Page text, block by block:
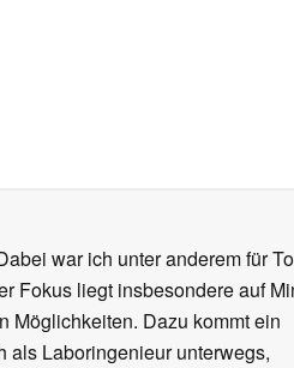
war ich unter anderem für
Fokus liegt insbesondere auf
Möglichkeiten. Dazu kommt ein
als Laboringenieur unterwegs,